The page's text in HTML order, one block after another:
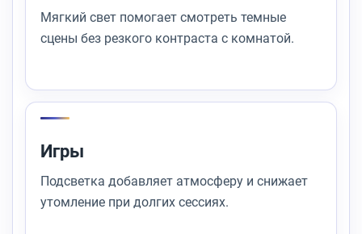
Мягкий свет помогает смотреть темные
сцены без резкого контраста с комнатой.
Игры
Подсветка добавляет атмосферу и снижает
утомление при долгих сессиях.